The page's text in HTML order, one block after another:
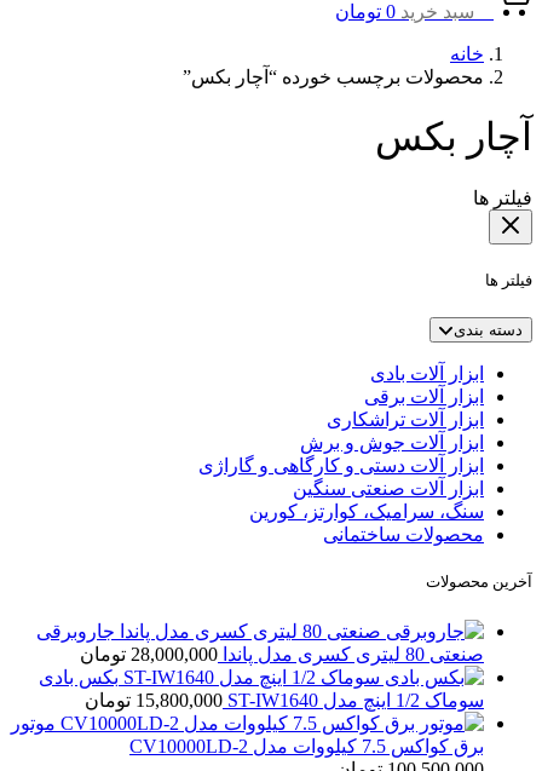
سبد خرید 0 تومان
خانه
محصولات برچسب خورده “آچار بکس”
آچار بکس
فیلتر ها
فیلتر ها
دسته بندی
ابزار آلات بادی
ابزار آلات برقی
ابزار آلات تراشکاری
ابزار آلات جوش و برش
ابزار آلات دستی و کارگاهی و گاراژی
ابزار آلات صنعتی سنگین
سنگ، سرامیک، کوارتز، کورین
محصولات ساختمانی
آخرین محصولات
جاروبرقی
صنعتی 80 لیتری کسری مدل پاندا
28,000,000 تومان
بکس بادی
سوماک 1/2 اینچ مدل ST-IW1640
15,800,000 تومان
موتور
برق کواکس 7.5 کیلووات مدل CV10000LD-2